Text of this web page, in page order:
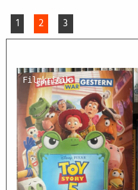
1 2 3
Filmkritik